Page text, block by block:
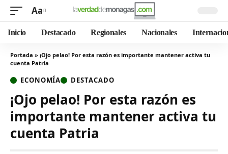
Aa
Inicio Destacado Regionales Nacionales
Portada » ¡Ojo pelao! Por esta razón es importante mantener activa tu
cuenta Patria
ECONOMÍA DESTACADO
¡Ojo pelao! Por esta razón es
importante mantener activa tu
cuenta Patria